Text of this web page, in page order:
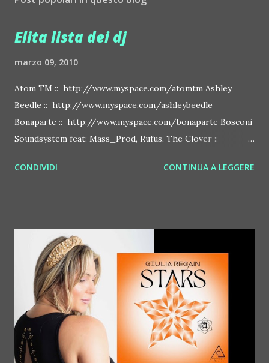
Elita lista dei dj
marzo 09, 2010
Atom TM :: http://www.myspace.com/atomtm Ashley
Beedle :: http://www.myspace.com/ashleybeedle
Bonaparte :: http://www.myspace.com/bonaparte Bosconi
Soundsystem feat: Mass_Prod, Rufus, The Clover ::
http://www.myspace.com/benderbyetone Chapelier Fou ::
Deian :: http://www.myspace.com/deiansong Dixon ::
http://www.myspace.com/justdixon Frivolous ::
http://www.myspace.com/frivolouslive Frost ::
http://www.myspace.com/frostnorway Gonzales ::
http://www.myspace.com/gonzpiration Italian Laptop
Orchestra feat. Alessio Bertallot Jimmy Edgar ::
http://www.myspace.com/colorstrip Jon Hopkins ::
http://www.myspace.com/jonhopkins Le Luci della
CONDIVIDI CONTINUA A LEGGERE